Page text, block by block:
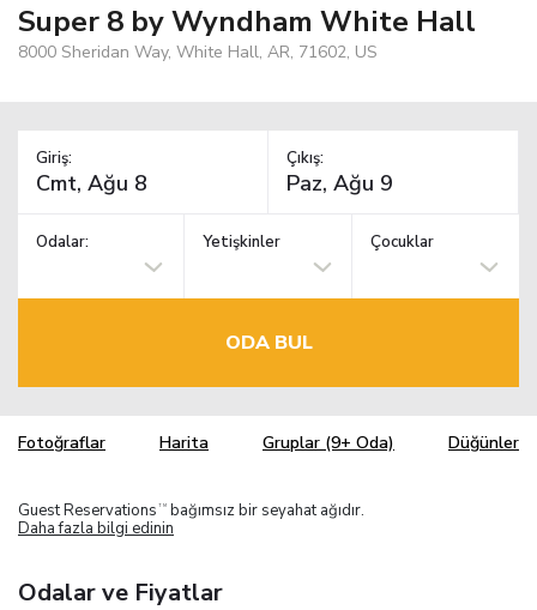
Super 8 by Wyndham White Hall
8000 Sheridan Way, White Hall, AR, 71602, US
Giriş: Çıkış:
Odalar: Yetişkinler Çocuklar
ODA BUL
Fotoğraflar Harita Gruplar (9+ Oda) Düğünler
Guest Reservations TM bağımsız bir seyahat ağıdır.
Daha fazla bilgi edinin
Odalar ve Fiyatlar